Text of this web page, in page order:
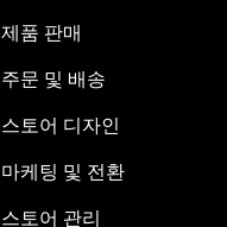
제품 판매
주문 및 배송
스토어 디자인
마케팅 및 전환
스토어 관리